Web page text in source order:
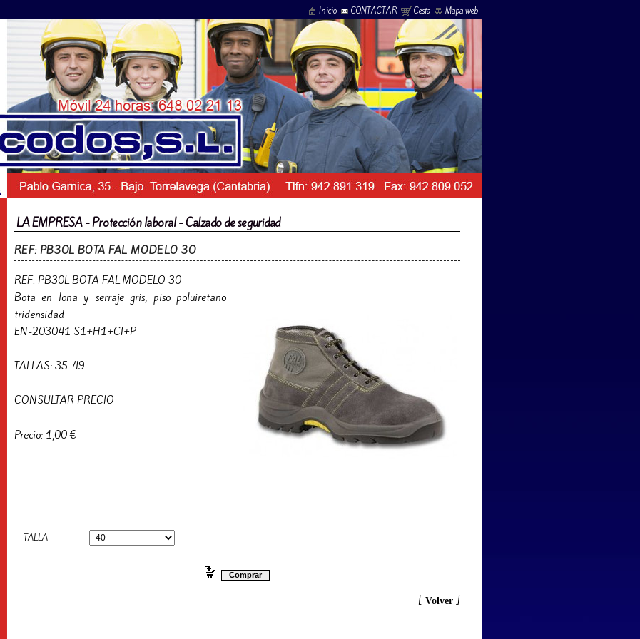
Inicio CONTACTAR Cesta Mapa web
LA EMPRESA - Protección laboral - Calzado de seguridad
REF: PB30L BOTA FAL MODELO 30
REF: PB30L BOTA FAL MODELO 30
Bota en lona y serraje gris, piso poluiretano
tridensidad
EN-203041 S1+H1+CI+P
TALLAS: 35-49
CONSULTAR PRECIO
Precio: 1,00 €
TALLA
[ Volver ]